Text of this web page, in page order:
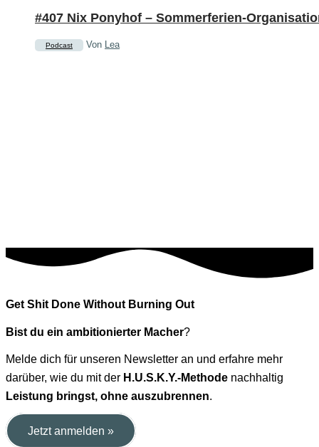
#407 Nix Ponyhof – Sommerferien-
Podcast Von Lea
Get Shit Done Without Burning Out
Bist du ein ambitionierter Macher?
Melde dich für unseren Newsletter an und erfahre mehr
darüber, wie du mit der H.U.S.K.Y.-Methode nachhaltig
Leistung bringst, ohne auszubrennen.
Jetzt anmelden »